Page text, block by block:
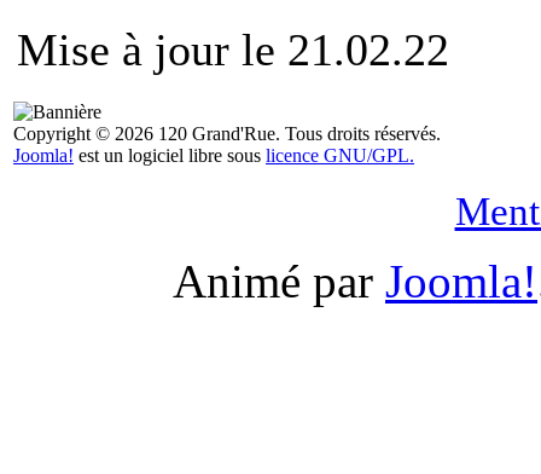
Mise à jour le 21.02.22
Copyright © 2026 120 Grand'Rue. Tous droits réservés.
Joomla! est un logiciel libre sous licence GNU/GPL.
Animé par Joomla!